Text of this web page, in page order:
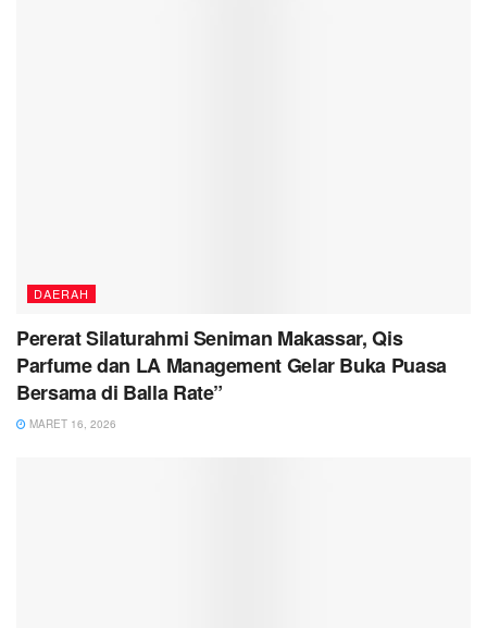
DAERAH
Pererat Silaturahmi Seniman Makassar, Qis
Parfume dan LA Management Gelar Buka Puasa
Bersama di Balla Rate”
MARET 16, 2026